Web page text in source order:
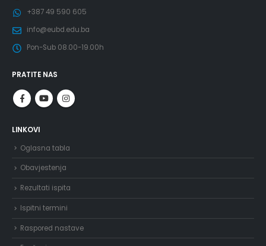
+387 49 590 605
info@eubd.edu.ba
Pon-Sub 08.00-19.00h
PRATITE NAS
LINKOVI
Oglasna tabla
Obavjestenja
Rezultati ispita
Ispitni termini
Raspored nastave